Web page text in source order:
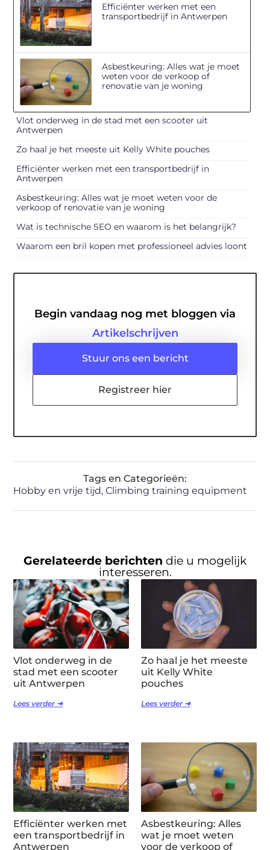
Efficiënter werken met een
transportbedrijf in Antwerpen
Asbestkeuring: Alles wat je moet
weten voor de verkoop of
renovatie van je woning
Vlot onderweg in de stad met een scooter uit
Antwerpen
Zo haal je het meeste uit Kelly White pouches
Efficiënter werken met een transportbedrijf in
Antwerpen
Asbestkeuring: Alles wat je moet weten voor de
verkoop of renovatie van je woning
Wat is technische SEO en waarom is het belangrijk?
Waarom een bril kopen met professioneel advies loont
Begin vandaag nog met bloggen via
Artikelschrijven
Stuur ons een bericht
Registreer hier
Tags en Categorieën:
Hobby en vrije tijd,Climbing training equipment
Gerelateerde berichten die u mogelijk
interesseren.
Vlot onderweg in de
stad met een scooter
uit Antwerpen
Lees verder ➜
Zo haal je het meeste
uit Kelly White
pouches
Lees verder ➜
Efficiënter werken met
een transportbedrijf in
Antwerpen
Asbestkeuring: Alles
wat je moet weten
voor de verkoop of